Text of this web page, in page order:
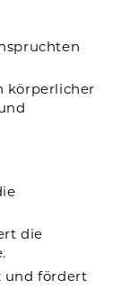
körperlicher
die
und fördert